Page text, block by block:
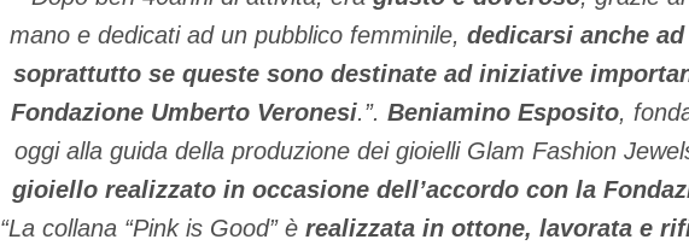
mano e dedicati ad un pubblico femminile, dedicarsi anche
soprattutto se queste sono destinate ad iniziative
Fondazione Umberto Veronesi.”. Beniamino Esposito,
oggi alla guida della produzione dei gioielli Glam Fashion
gioiello realizzato in occasione dell’accordo con la
“La collana “Pink is Good” è realizzata in ottone, lavorata e